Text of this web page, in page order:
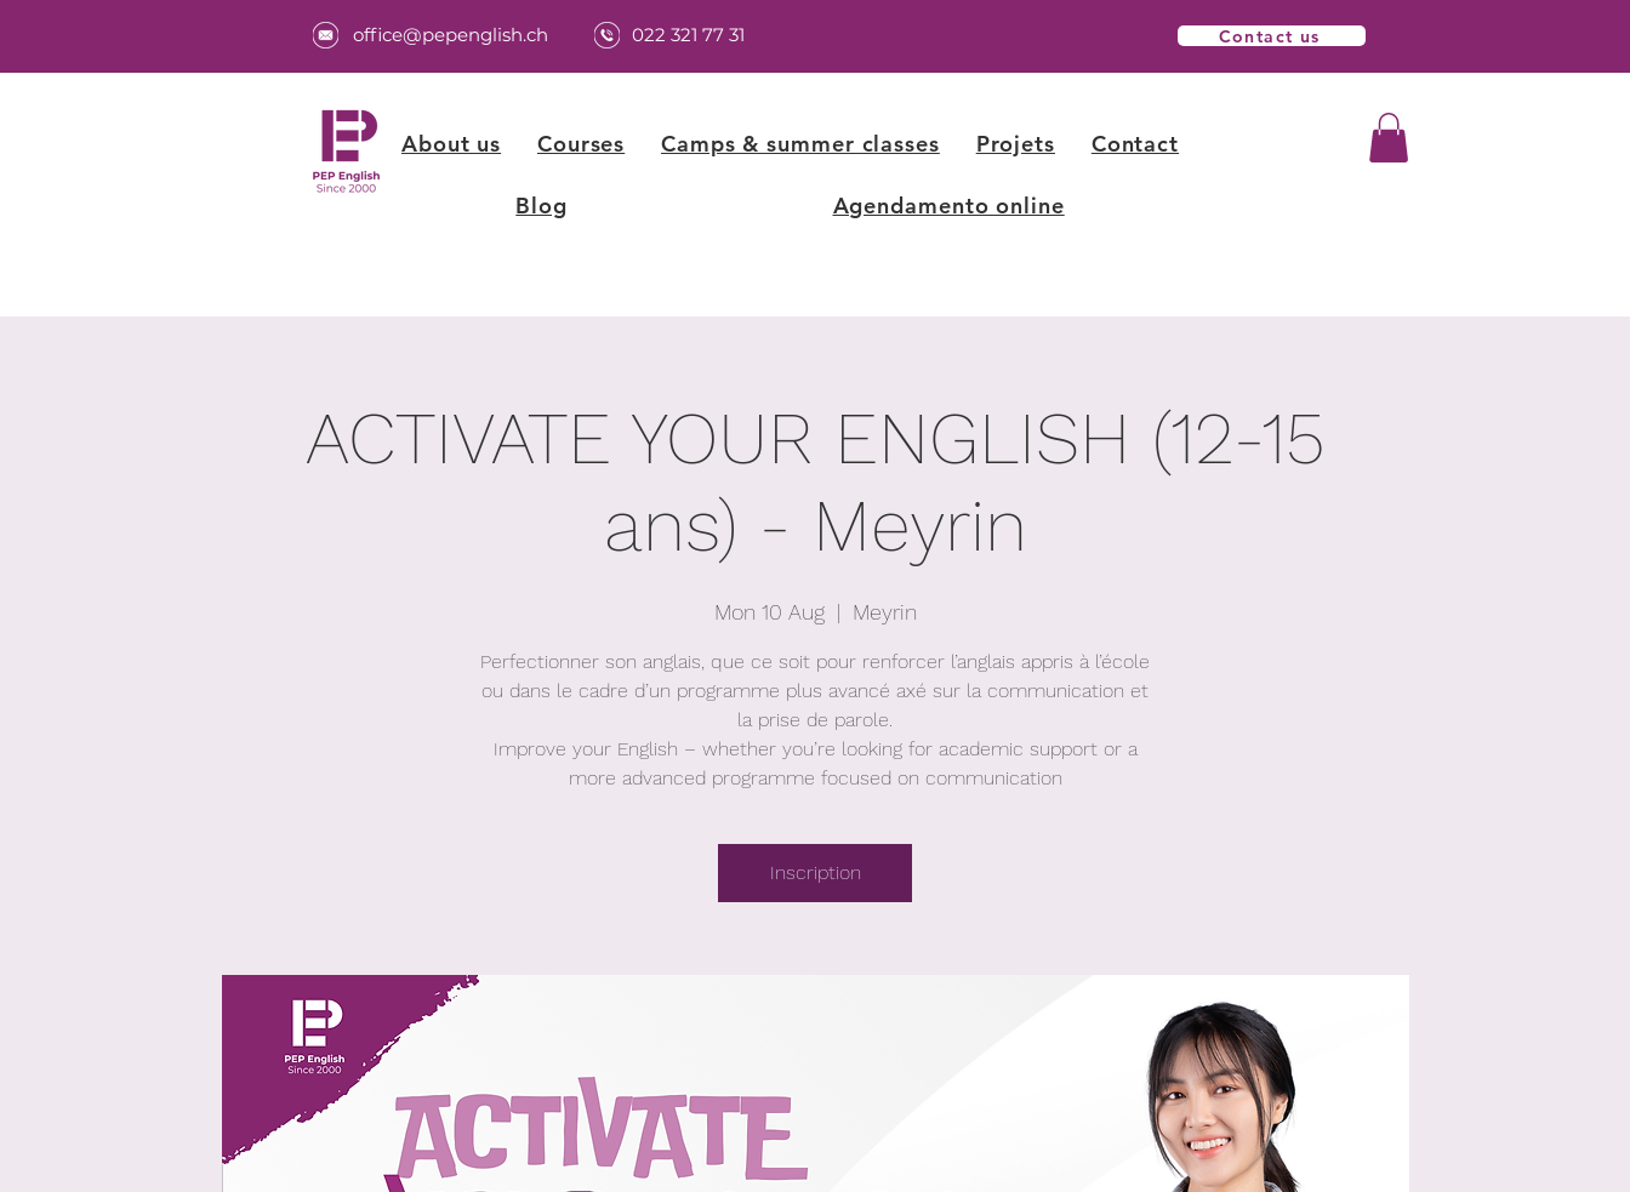
office@pepenglish.ch 022 321 77 31 Contact us
About us Courses Camps & summer classes Projets Contact
Blog Agendamento online
ACTIVATE YOUR ENGLISH (12-15
ans) - Meyrin
Mon 10 Aug
  |
Meyrin
Perfectionner son anglais, que ce soit pour renforcer l’anglais appris à l’école
ou dans le cadre d’un programme plus avancé axé sur la communication et
la prise de parole.
Improve your English – whether you’re looking for academic support or a
more advanced programme focused on communication
Inscription